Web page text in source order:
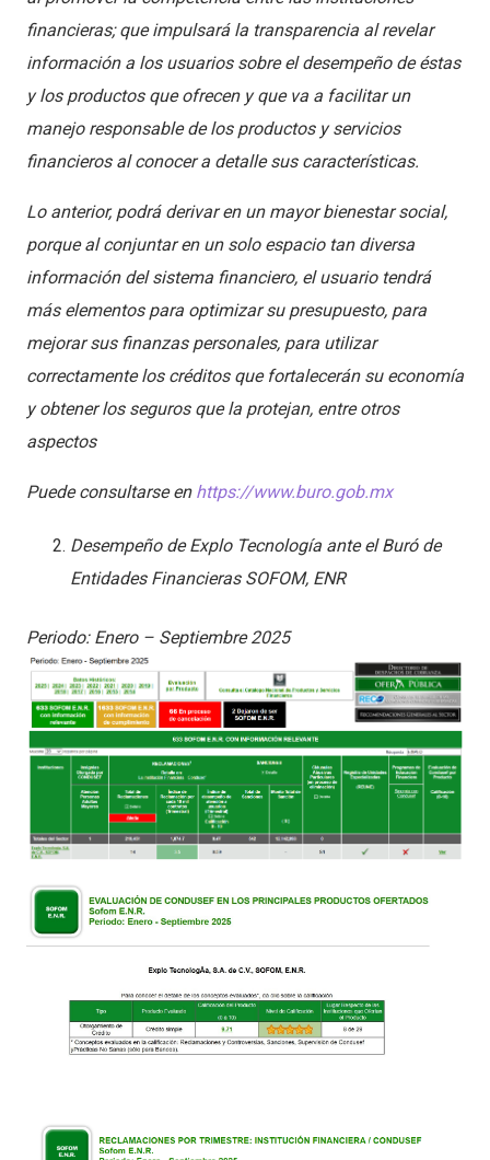
financieras; que impulsará la transparencia al revelar
información a los usuarios sobre el desempeño de éstas
y los productos que ofrecen y que va a facilitar un
manejo responsable de los productos y servicios
financieros al conocer a detalle sus características.
Lo anterior, podrá derivar en un mayor bienestar social,
porque al conjuntar en un solo espacio tan diversa
información del sistema financiero, el usuario tendrá
más elementos para optimizar su presupuesto, para
mejorar sus finanzas personales, para utilizar
correctamente los créditos que fortalecerán su economía
y obtener los seguros que la protejan, entre otros
aspectos
Puede consultarse en https://www.buro.gob.mx
Desempeño de Explo Tecnología ante el Buró de
Entidades Financieras SOFOM, ENR
Periodo: Enero – Septiembre 2025